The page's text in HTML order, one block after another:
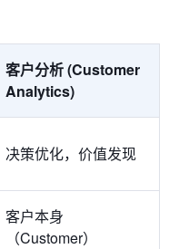
客户分析 (Customer
Analytics)
决策优化，价值发现
客户本身
（Customer）